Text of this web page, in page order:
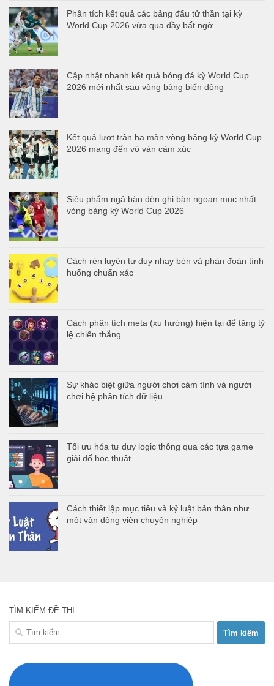
Phân tích kết quả các bảng đấu tử thần tại kỳ
World Cup 2026 vừa qua đầy bất ngờ
Cập nhật nhanh kết quả bóng đá kỳ World Cup
2026 mới nhất sau vòng bảng biến động
Kết quả lượt trận hạ màn vòng bảng kỳ World Cup
2026 mang đến vô vàn cảm xúc
Siêu phẩm ngả bàn đèn ghi bàn ngoạn mục nhất
vòng bảng kỳ World Cup 2026
Cách rèn luyện tư duy nhạy bén và phán đoán tình
huống chuẩn xác
Cách phân tích meta (xu hướng) hiện tại để tăng tỷ
lệ chiến thắng
Sự khác biệt giữa người chơi cảm tính và người
chơi hệ phân tích dữ liệu
Tối ưu hóa tư duy logic thông qua các tựa game
giải đố học thuật
Cách thiết lập mục tiêu và kỷ luật bản thân như
một vận động viên chuyên nghiệp
TÌM KIẾM ĐỀ THI
Tìm